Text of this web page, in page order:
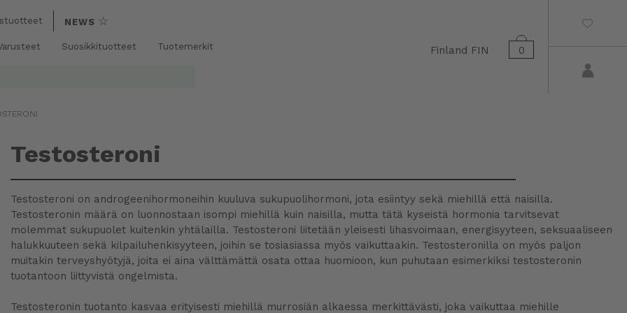
NEWS ☆
Suosikkituotteet Tuotemerkit 0
Finland FIN
Testosteroni
Testosteroni on androgeenihormoneihin kuuluva sukupuolihormoni, jota esiintyy sekä miehillä että naisilla.
Testosteronin määrä on luonnostaan isompi miehillä kuin naisilla, mutta tätä kyseistä hormonia tarvitsevat
molemmat sukupuolet kuitenkin yhtälailla. Testosteroni liitetään yleisesti lihasvoimaan, energisyyteen, seksuaaliseen
halukkuuteen sekä kilpailuhenkisyyteen, joihin se tosiasiassa myös vaikuttaakin. Testosteronilla on myös paljon
muitakin terveyshyötyjä, joita ei aina välttämättä osata ottaa huomioon, kun puhutaan esimerkiksi testosteronin
tuotantoon liittyvistä ongelmista.
Testosteronin tuotanto kasvaa erityisesti miehillä murrosiän alkaessa merkittävästi, joka vaikuttaa miehille